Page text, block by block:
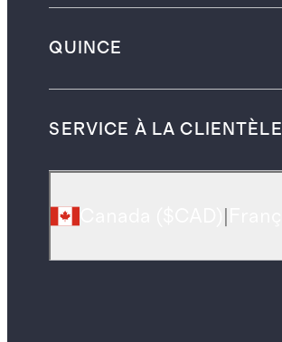
QUINCE
SERVICE À LA CLIENTÈLE